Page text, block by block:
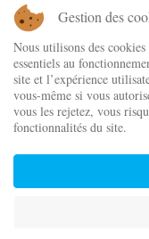
Gestion des
Nous utilisons des
essentiels au
site et l’expérience
vous-même si vous
vous les rejetez, vous
fonctionnalités du site.